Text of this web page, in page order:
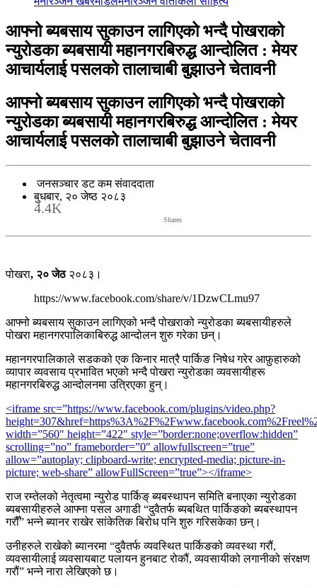
आफ्नो ब्यबसाय सुकाउन लागिएको भन्दै पोखराको
न्युरोडका ब्यबसायी महानगरबिरुद्ध आन्दोलित : मेयर
आचार्यलाई पसलको तालाचाबी बुझाउने चेतावनी
आफ्नो ब्यबसाय सुकाउन लागिएको भन्दै पोखराको
न्युरोडका ब्यबसायी महानगरबिरुद्ध आन्दोलित : मेयर
आचार्यलाई पसलको तालाचाबी बुझाउने चेतावनी
जनसञ्चार डट कम संवाददाता
बुधबार, २० जेष्ठ २०८३
4.4K
Shares
पोखरा, २० जेठ२०८३।
https://www.facebook.com/share/v/1DzwCLmu97
आफ्नो ब्यबसाय सुकाउन लागिएको भन्दै पोखराको न्युरोडका ब्यबसायीहरुले
पोखरा महानगरपालिकाबिरुद्ध आन्दोलन शुरु गरेका छन्।
महानगरपालिकाले सडकको एक किनार मात्रै पार्किङ निषेध गरेर आफ़ुहारुको
व्यापार व्यवसाय प्रभावित भएको भन्दै पोखरा न्युरोडका व्यवसायीहरू
महानगरबिरुद्ध आन्दोलनमा उत्रिएका हुन्।
<iframe src=”https://www.facebook.com/plugins/video.php?
width=”560″ height=”422″ style=”border:none;overflow:hidden”
scrolling=”no” frameborder=”0″ allowfullscreen=”true”
allow=”autoplay; clipboard-write; encrypted-media; picture-in-
picture; web-share” allowFullScreen=”true”></iframe>
राज रम्तेलको नेतृत्वमा न्युरोड पार्किङ् ब्यबस्थापन समिति बनाएका न्युरोडका
ब्यबसायीहरुले आफ्ना पसल अगाडी “दुवैतर्फ ब्यबथित पार्किङको ब्यबस्थापन
गरौँ” भन्ने ब्यानर राखेर सांकेतिक बिरोध पनि शुरु गरिसकेका छन्।
उनीहरुले राखेको ब्यानरमा “दुवैतर्फ व्यवस्थित पार्किङको व्यवस्था गरौं,
व्यवसायीलाई व्यवसायबाट पलायन हुनबाट रोकौं, व्यवसायीको लगानीको संरक्षण
गरौं” भन्ने नारा लेखिएको छ।